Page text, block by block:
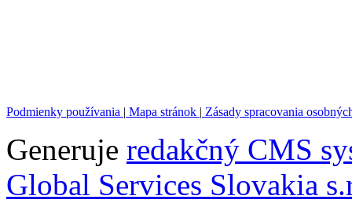
Podmienky používania | Mapa stránok | Zásady spracovania
Generuje redakčný CMS
Global Services Slovakia